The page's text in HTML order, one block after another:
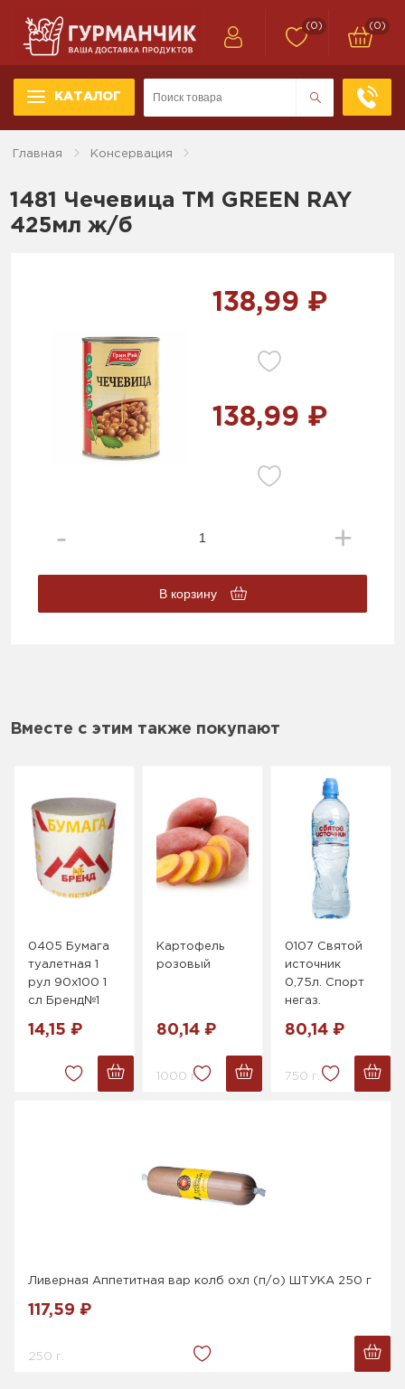
КАТАЛОГ
(0) (0)
Главная Консервация
1481 Чечевица ТМ GREEN RAY
425мл ж/б
138,99 ₽
138,99 ₽
В корзину
Вместе с этим также покупают
0405 Бумага
туалетная 1
рул 90х100 1
сл Бренд№1
14,15 ₽
Картофель
розовый
80,14 ₽
1000 г.
0107 Святой
источник
0,75л. Спорт
негаз.
80,14 ₽
750 г.
Ливерная Аппетитная вар колб охл (п/о) ШТУКА 250 г
117,59 ₽
250 г.